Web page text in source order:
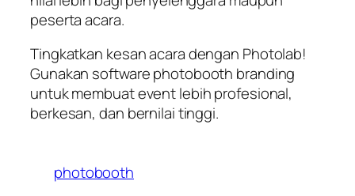
peserta acara.
Tingkatkan kesan acara dengan Photolab!
Gunakan software photobooth branding
untuk membuat event lebih profesional,
berkesan, dan bernilai tinggi.
photobooth